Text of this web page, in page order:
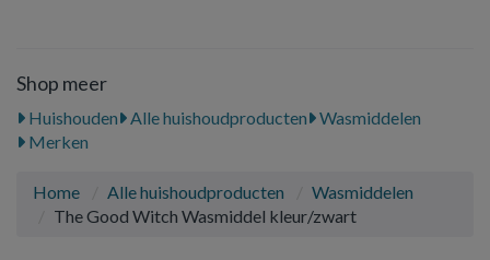
Shop meer
Huishouden Alle huishoudproducten
Wasmiddelen
Merken
Home Alle huishoudproducten
Wasmiddelen
The Good Witch Wasmiddel kleur/zwart